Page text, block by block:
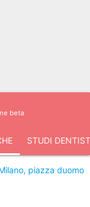
beta
STUDI
piazza duomo